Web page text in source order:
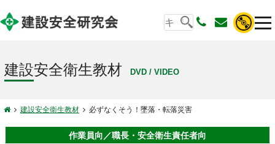
建設安全衛生教材 DVD / VIDEO
建設安全衛生教材 必ずなくそう！墜落・転落災害
作業員向／職長・安全衛生責任者向